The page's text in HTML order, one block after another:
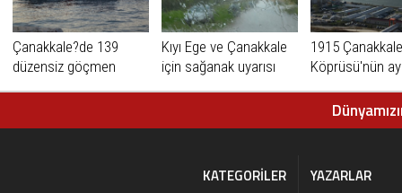
Çanakkale?de 139
düzensiz göçmen
Kıyı Ege ve Çanakkale
için sağanak uyarısı
1915 Çanakkale
Köprüsü'nün
ediyor
KATEGORILER
YAZARLAR